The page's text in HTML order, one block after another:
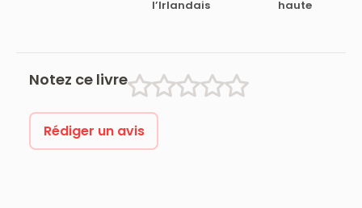
la trilogie
l’Irlandais
haute
Notez ce livre
Rédiger un avis